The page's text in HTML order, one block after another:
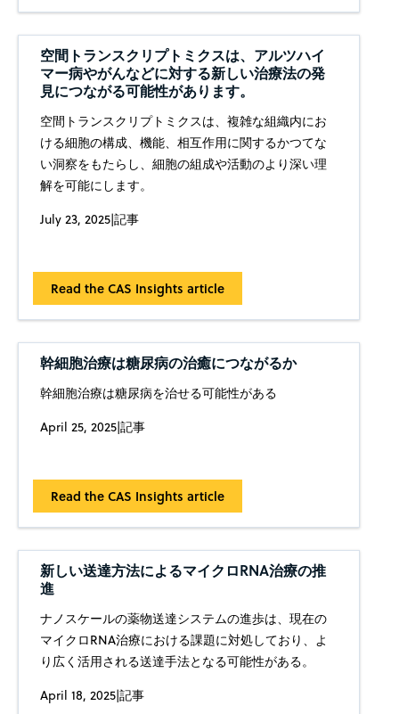
空間トランスクリプトミクスは、アルツハイ
マー病やがんなどに対する新しい治療法の発
見につながる可能性があります。
空間トランスクリプトミクスは、複雑な組織内にお
ける細胞の構成、機能、相互作用に関するかつてな
い洞察をもたらし、細胞の組成や活動のより深い理
解を可能にします。
July 23, 2025|記事
Read the CAS Insights article
幹細胞治療は糖尿病の治癒につながるか
幹細胞治療は糖尿病を治せる可能性がある
April 25, 2025|記事
Read the CAS Insights article
新しい送達方法によるマイクロRNA治療の推
進
ナノスケールの薬物送達システムの進歩は、現在の
マイクロRNA治療における課題に対処しており、よ
り広く活用される送達手法となる可能性がある。
April 18, 2025|記事